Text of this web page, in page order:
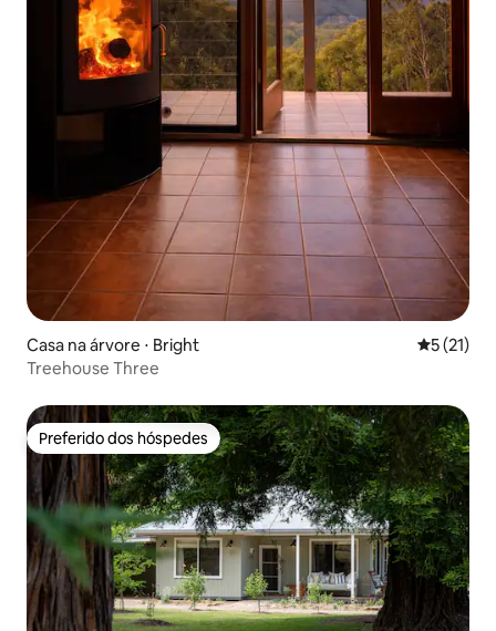
Casa na árvore ⋅ Bright 5 de uma
5 (21)
Treehouse Three
Preferido dos hóspedes
Preferido dos hóspedes